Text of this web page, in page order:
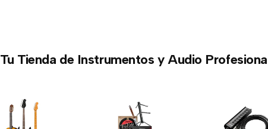
Tu Tienda de Instrumentos y Audio